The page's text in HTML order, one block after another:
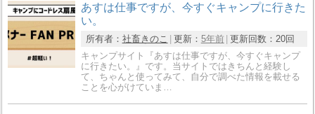
あすは仕事ですが、今すぐキャンプに行きた
い。
所有者： 社畜きのこ 更新： 5年前 更新回数： 20回
キャンプサイト『あすは仕事ですが、今すぐキャンプ
に行きたい。』です。当サイトではきちんと経験し
て、ちゃんと使ってみて、自分で調べた情報を載せる
ことを心がけていま…